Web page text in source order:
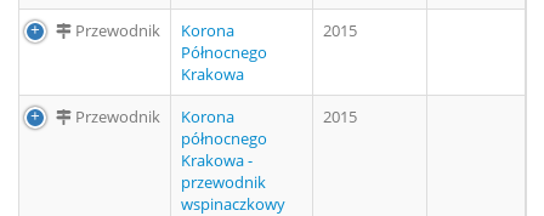
Przewodnik
Korona
Północnego
Krakowa
2015
Przewodnik
Korona
północnego
Krakowa -
przewodnik
wspinaczkowy
2015